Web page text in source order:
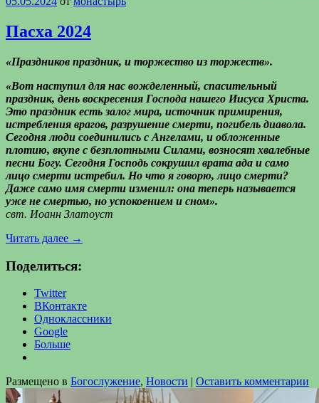
Пасха 2024
«Праздников праздник, и торжество из торжеств».
«Вот наступил для нас вожделенный, спасительный
праздник, день воскресения Господа нашего Иисуса Христа.
Это праздник есть залог мира, источник примирения,
истребления врагов, разрушение смерти, погибель диавола.
Сегодня люди соединились с Ангелами, и обложенные
плотию, вкупе с безплотными Силами, возносят хвалебные
песни Богу. Сегодня Господь сокрушил врата ада и само
лицо смерти истребил. Но что я говорю, лицо смерти?
Даже само имя смерти изменил: она теперь называется
уже не смертью, но успокоением и сном».
свт. Иоанн Златоуст
Читать далее →
Поделиться:
Twitter
ВКонтакте
Одноклассники
Google
Больше
Размещено в Богослужение, Новости | Оставить комментарии